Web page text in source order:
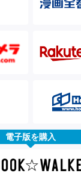
電子版を購入